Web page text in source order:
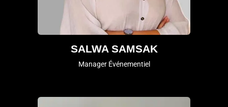
SALWA SAMSAK
Manager Événementiel